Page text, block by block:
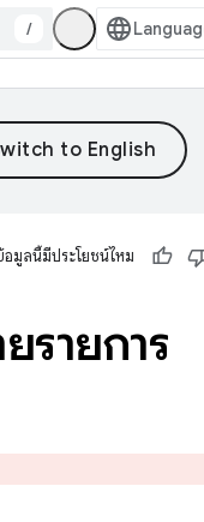
/
อมูลนี้มีประโยชน์ไหม
รายการ